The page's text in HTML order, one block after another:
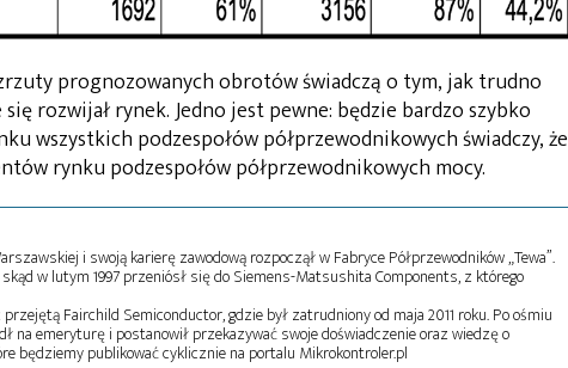
prognozowanych obrotów świadczą o tym, jak trudno
rozwijał rynek. Jedno jest pewne: będzie bardzo szybko
wszystkich podzespołów półprzewodnikowych świadczy, że
rynku podzespołów półprzewodnikowych mocy.
i swoją karierę zawodową rozpoczął w Fabryce Półprzewodników „Tewa”.
w lutym 1997 przeniósł się do Siemens-Matsushita Components, z którego
Fairchild Semiconductor, gdzie był zatrudniony od maja 2011 roku. Po ośmiu
na emeryturę i postanowił przekazywać swoje doświadczenie oraz wiedzę o
będziemy publikować cyklicznie na portalu Mikrokontroler.pl